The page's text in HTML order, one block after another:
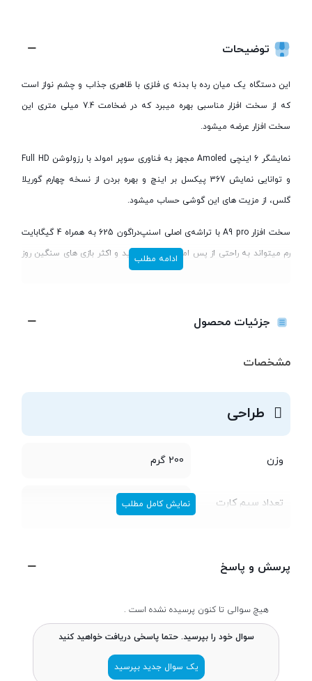
توضیحات
این دستگاه یک میان رده با بدنه ی فلزی با ظاهری جذاب و چشم نواز است
که از سخت افزار مناسبی بهره میبرد که در ضخامت 7.4 میلی متری این
سخت افزار عرضه میشود.
نمایشگر 6 اینچی Amoled مجهز به فناوری سوپر امولد با رزولوشن Full HD
و توانایی نمایش 367 پیکسل بر اینچ و بهره بردن از نسخه چهارم گوریلا
گلس، از مزیت های این گوشی حساب میشود.
سخت افزار A9 pro با تراشه‌ی اصلی اسنپ‌دراگون 625 به همراه 4 گیگابایت
رم میتواند به راحتی از پس امور روزمره بر بیاید و اکثر بازی های سنگین روز
بر ثانیه ضبط کنید.
ادامه مطلب
جزئیات محصول
مشخصات
طراحی
وزن 200 گرم
تعداد سیم کارت دو سیم کارت
پردازنده
Qualcomm MSM8976 Snapdragon
652
نمایش کامل مطلب
پرسش و پاسخ
هیچ سوالی تا کنون پرسیده نشده است .
سوال خود را بپرسید. حتما پاسخی دریافت خواهید کنید
یک سوال جدید بپرسید